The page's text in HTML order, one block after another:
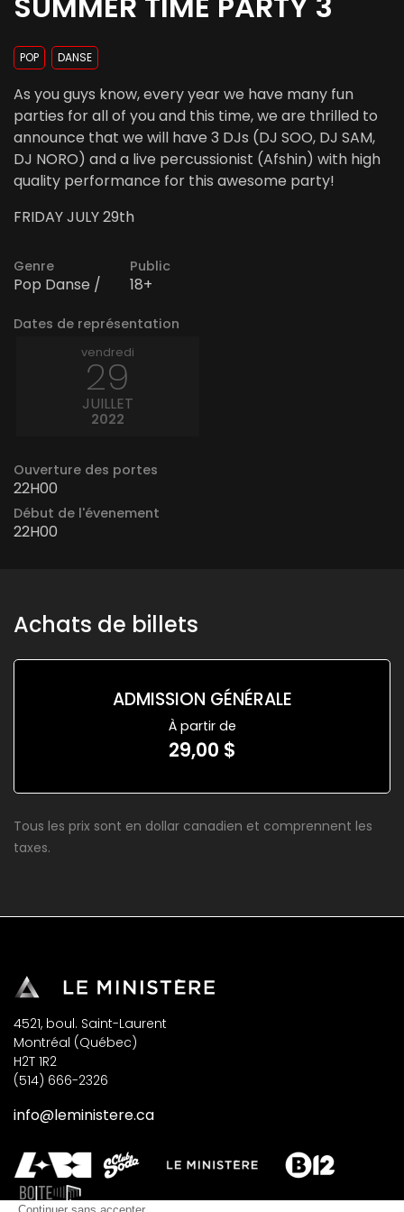
POP DANSE
As you guys know, every year we have many fun
parties for all of you and this time, we are thrilled to
announce that we will have 3 DJs (DJ SOO, DJ SAM,
DJ NORO) and a live percussionist (Afshin) with high
quality performance for this awesome party!
FRIDAY JULY 29th
Genre
Pop Danse /
Public
18+
Dates de représentation
vendredi
29
JUILLET
2022
Ouverture des portes
22H00
Début de l'évenement
22H00
Achats de billets
ADMISSION GÉNÉRALE
À partir de
29,00 $
Tous les prix sont en dollar canadien et comprennent les
taxes.
4521, boul. Saint-Laurent
Montréal (Québec)
H2T 1R2
(514) 666-2326
info@leministere.ca